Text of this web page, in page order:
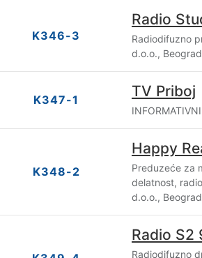
K346-3
Radio
Radiodifuzno
d.o.o., Beograd
K347-1 TV Priboj
K348-2
Happy
Preduzeće za
delatnost,
d.o.o., Beograd
Radio S2
Radiodifuzno